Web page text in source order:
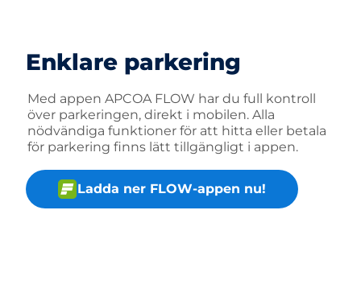
Enklare parkering
Med appen APCOA FLOW har du full kontroll
över parkeringen, direkt i mobilen. Alla
nödvändiga funktioner för att hitta eller betala
för parkering finns lätt tillgängligt i appen.
Ladda ner FLOW-appen nu!